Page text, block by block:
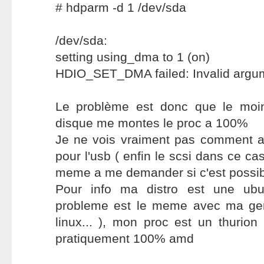
# hdparm -d 1 /dev/sda
/dev/sda:
setting using_dma to 1 (on)
HDIO_SET_DMA failed: Invalid
Le problème est donc que le
disque me montes le proc a 100%
Je ne vois vraiment pas comment
pour l'usb ( enfin le scsi dans ce
meme a me demander si c'est
Pour info ma distro est une
probleme est le meme avec ma
linux... ), mon proc est un
pratiquement 100% amd